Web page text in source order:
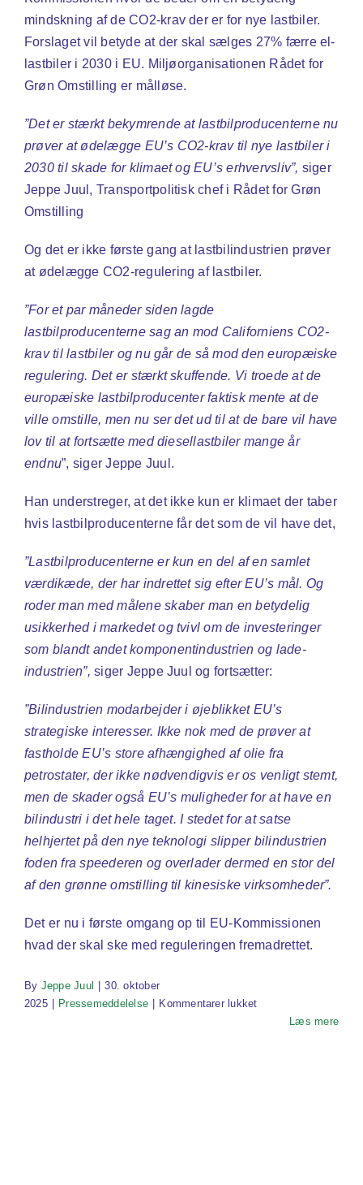
mindskning af de CO2-krav der er for nye lastbiler.
Forslaget vil betyde at der skal sælges 27% færre el-
lastbiler i 2030 i EU. Miljøorganisationen Rådet for
Grøn Omstilling er målløse.
”Det er stærkt bekymrende at lastbilproducenterne nu
prøver at ødelægge EU’s CO2-krav til nye lastbiler i
2030 til skade for klimaet og EU’s erhvervsliv”, siger
Jeppe Juul, Transportpolitisk chef i Rådet for Grøn
Omstilling
Og det er ikke første gang at lastbilindustrien prøver
at ødelægge CO2-regulering af lastbiler.
”For et par måneder siden lagde
lastbilproducenterne sag an mod Californiens CO2-
krav til lastbiler og nu går de så mod den europæiske
regulering. Det er stærkt skuffende. Vi troede at de
europæiske lastbilproducenter faktisk mente at de
ville omstille, men nu ser det ud til at de bare vil have
lov til at fortsætte med diesellastbiler mange år
endnu”, siger Jeppe Juul.
Han understreger, at det ikke kun er klimaet der taber
hvis lastbilproducenterne får det som de vil have det,
”Lastbilproducenterne er kun en del af en samlet
værdikæde, der har indrettet sig efter EU’s mål. Og
roder man med målene skaber man en betydelig
usikkerhed i markedet og tvivl om de investeringer
som blandt andet komponentindustrien og lade-
industrien”, siger Jeppe Juul og fortsætter:
”Bilindustrien modarbejder i øjeblikket EU’s
strategiske interesser. Ikke nok med de prøver at
fastholde EU’s store afhængighed af olie fra
petrostater, der ikke nødvendigvis er os venligt stemt,
men de skader også EU’s muligheder for at have en
bilindustri i det hele taget. I stedet for at satse
helhjertet på den nye teknologi slipper bilindustrien
foden fra speederen og overlader dermed en stor del
af den grønne omstilling til kinesiske virksomheder”.
Det er nu i første omgang op til EU-Kommissionen
hvad der skal ske med reguleringen fremadrettet.
By Jeppe Juul
30. oktober
2025
Pressemeddelelse Kommentarer lukkettil
Læs mere